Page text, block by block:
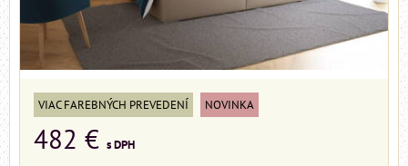
VIAC FAREBNÝCH PREVEDENÍ NOVINKA
482 € s DPH